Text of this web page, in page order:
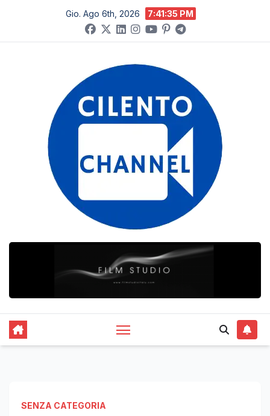
contenuto
Gio. Ago 6th, 2026 7:41:36 PM
SENZA CATEGORIA